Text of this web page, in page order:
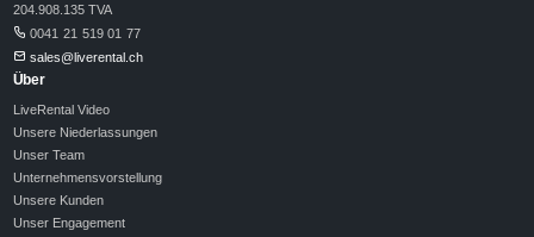
204.908.135 TVA
0041 21 519 01 77
sales@liverental.ch
Über
LiveRental Video
Unsere Niederlassungen
Unser Team
Unternehmensvorstellung
Unsere Kunden
Unser Engagement